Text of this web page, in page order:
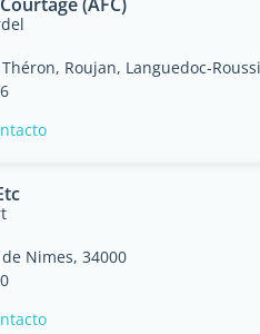
Roujan, Languedoc-
Nimes, 34000